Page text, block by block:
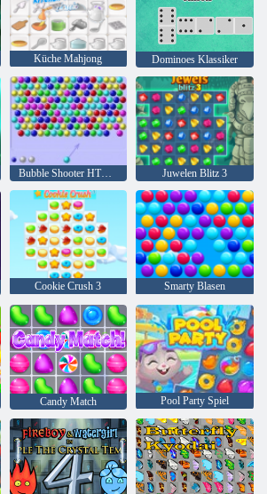
Küche Mahjong Dominoes Klassiker
Bubble Shooter HTML5 Juwelen Blitz 3
Cookie Crush 3 Smarty Blasen
Candy Match Pool Party Spiel